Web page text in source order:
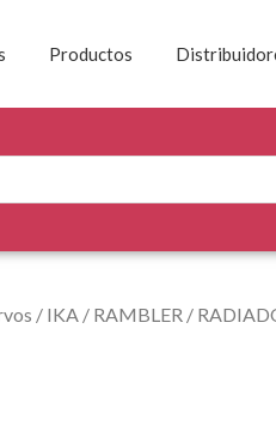
Productos
/ IKA / RAMBLER /